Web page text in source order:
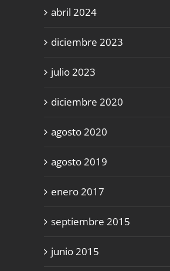
abril 2024
diciembre 2023
julio 2023
diciembre 2020
agosto 2020
agosto 2019
enero 2017
septiembre 2015
junio 2015